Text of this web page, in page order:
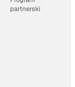
partnerski